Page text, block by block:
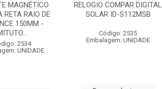
MAGNÉTICO
RETA RAIO DE
150MM -
2534
UNIDADE
RELOGIO COMPAR DIGITAL
SOLAR ID-S112MSB
Código: 2535
Embalagem: UNIDADE